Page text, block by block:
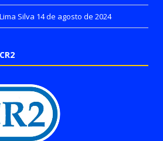
Silva 14 de agosto de 2024